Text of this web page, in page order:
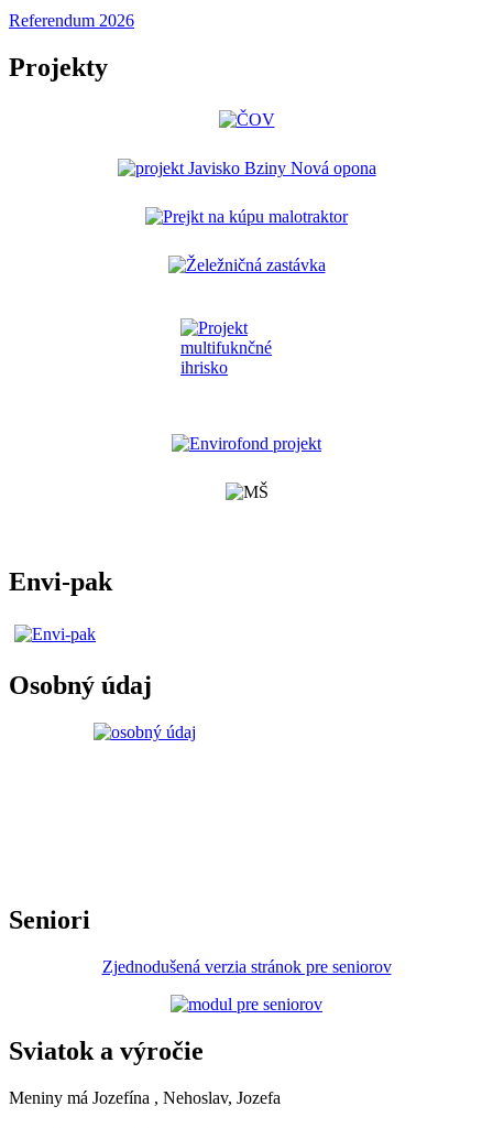
Referendum 2026
Projekty
Envi-pak
Osobný údaj
Seniori
Zjednodušená verzia stránok pre seniorov
Sviatok a výročie
Meniny má Jozefína , Nehoslav, Jozefa